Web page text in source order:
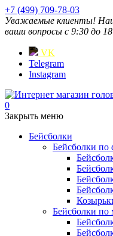
+7 (499) 709-78-03
Уважаемые клиенты!
ваши вопросы с 9:30 до
VK
Telegram
Instagram
0
Закрыть меню
Бейсболки
Бейсболки по
Бейсболки по